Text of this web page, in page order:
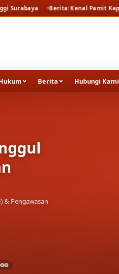
Berita Kenal Pamit Kapolresta Tuban
Berita Hubungi Kami
& Pengawasan